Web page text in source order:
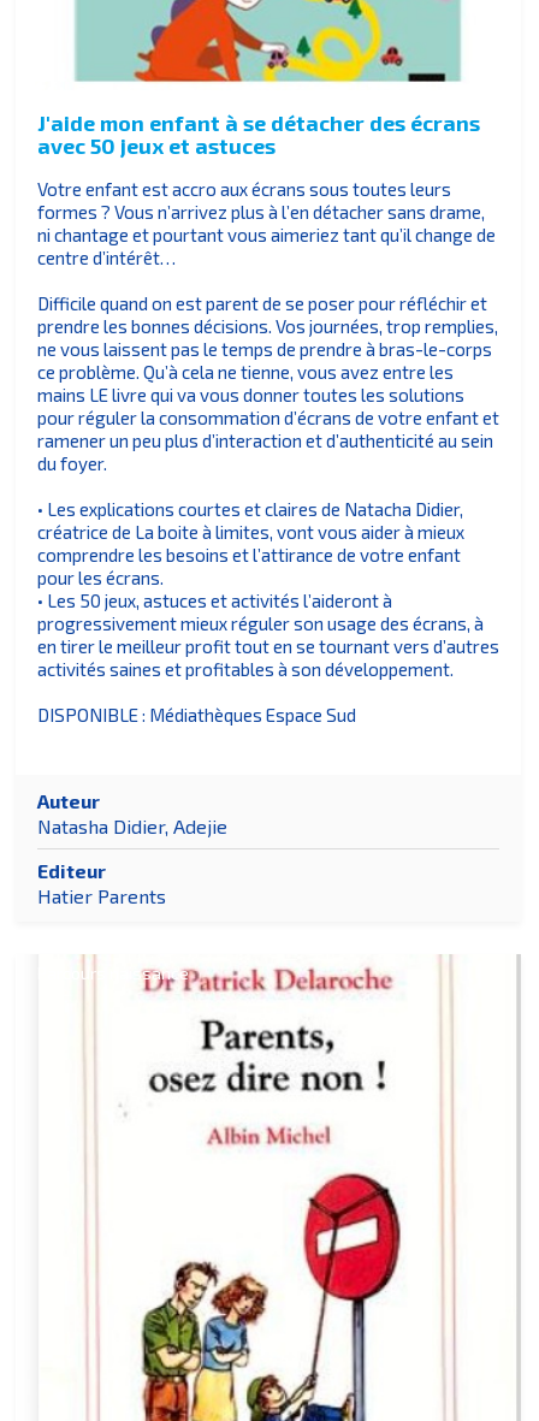
J'aide mon enfant à se détacher des écrans
avec 50 jeux et astuces
Votre enfant est accro aux écrans sous toutes leurs
formes ? Vous n’arrivez plus à l’en détacher sans drame,
ni chantage et pourtant vous aimeriez tant qu’il change de
centre d’intérêt…
Difficile quand on est parent de se poser pour réfléchir et
prendre les bonnes décisions. Vos journées, trop remplies,
ne vous laissent pas le temps de prendre à bras-le-corps
ce problème. Qu’à cela ne tienne, vous avez entre les
mains LE livre qui va vous donner toutes les solutions
pour réguler la consommation d’écrans de votre enfant et
ramener un peu plus d’interaction et d’authenticité au sein
du foyer.
• Les explications courtes et claires de Natacha Didier,
créatrice de La boite à limites, vont vous aider à mieux
comprendre les besoins et l’attirance de votre enfant
pour les écrans.
• Les 50 jeux, astuces et activités l’aideront à
progressivement mieux réguler son usage des écrans, à
en tirer le meilleur profit tout en se tournant vers d’autres
activités saines et profitables à son développement.
DISPONIBLE : Médiathèques Espace Sud
Auteur
Natasha Didier, Adejie
Editeur
Hatier Parents
Parcours naissance